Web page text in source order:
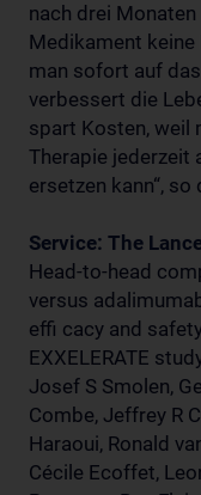
nach drei
Medikament keine
man sofort auf
verbessert die
spart Kosten, weil
Therapie jederzeit
ersetzen kann“, so
Service: The
Head-to-head
versus
effi cacy and
EXXELERATE
Josef S Smolen,
Combe, Jeffrey R
Haraoui, Ronald
Cécile Ecoffet,